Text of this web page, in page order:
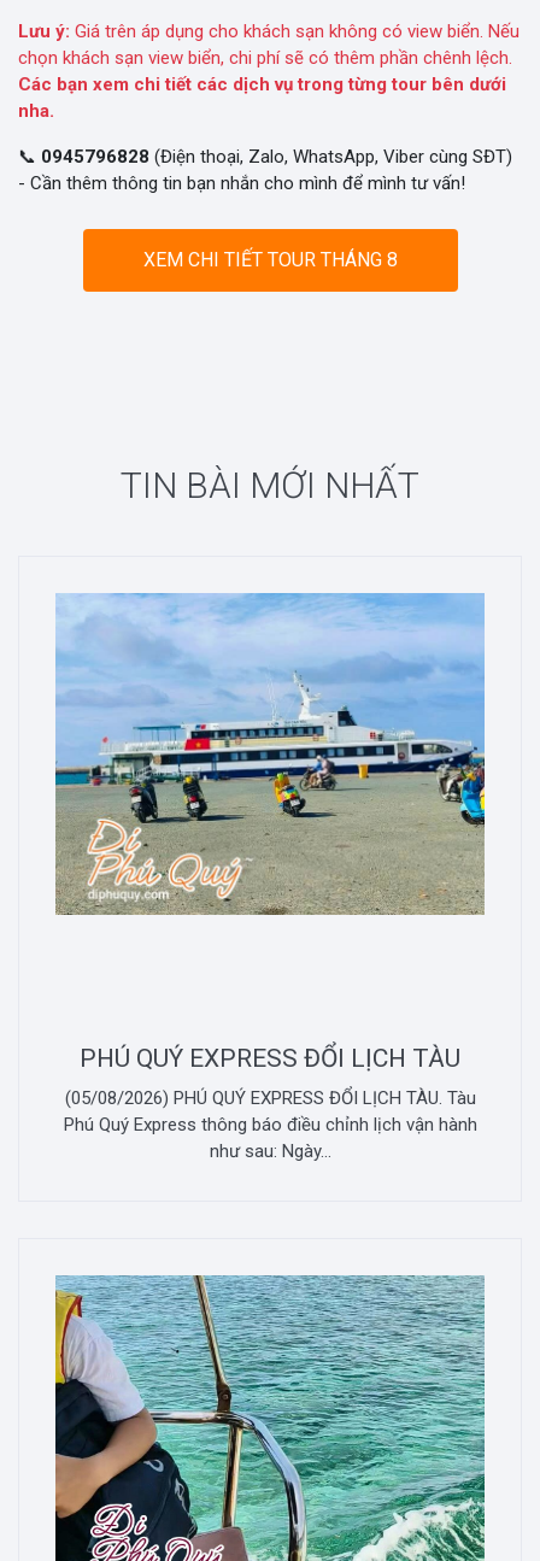
Lưu ý: Giá trên áp dụng cho khách sạn không có view biển. Nếu
chọn khách sạn view biển, chi phí sẽ có thêm phần chênh lệch.
Các bạn xem chi tiết các dịch vụ trong từng tour bên dưới
nha.
📞 0945796828 (Điện thoại, Zalo, WhatsApp, Viber cùng SĐT)
- Cần thêm thông tin bạn nhắn cho mình để mình tư vấn!
XEM CHI TIẾT TOUR THÁNG 8
TIN BÀI MỚI NHẤT
PHÚ QUÝ EXPRESS ĐỔI LỊCH TÀU
(05/08/2026) PHÚ QUÝ EXPRESS ĐỔI LỊCH TÀU. Tàu
Phú Quý Express thông báo điều chỉnh lịch vận hành
như sau: Ngày...